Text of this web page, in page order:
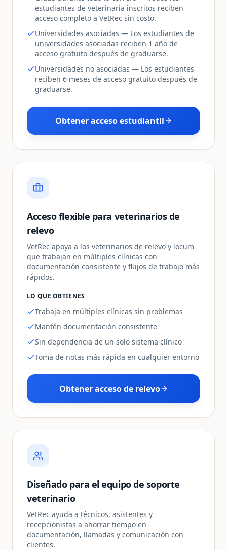
estudiantes de veterinaria inscritos reciben
acceso completo a VetRec sin costo.
Universidades asociadas — Los estudiantes de
universidades asociadas reciben 1 año de
acceso gratuito después de graduarse.
Universidades no asociadas — Los estudiantes
reciben 6 meses de acceso gratuito después de
graduarse.
Obtener acceso estudiantil
Acceso flexible para veterinarios de
relevo
VetRec apoya a los veterinarios de relevo y locum
que trabajan en múltiples clínicas con
documentación consistente y flujos de trabajo más
rápidos.
LO QUE OBTIENES
Trabaja en múltiples clínicas sin problemas
Mantén documentación consistente
Sin dependencia de un solo sistema clínico
Toma de notas más rápida en cualquier entorno
Obtener acceso de relevo
Diseñado para el equipo de soporte
veterinario
VetRec ayuda a técnicos, asistentes y
recepcionistas a ahorrar tiempo en
documentación, llamadas y comunicación con
clientes.